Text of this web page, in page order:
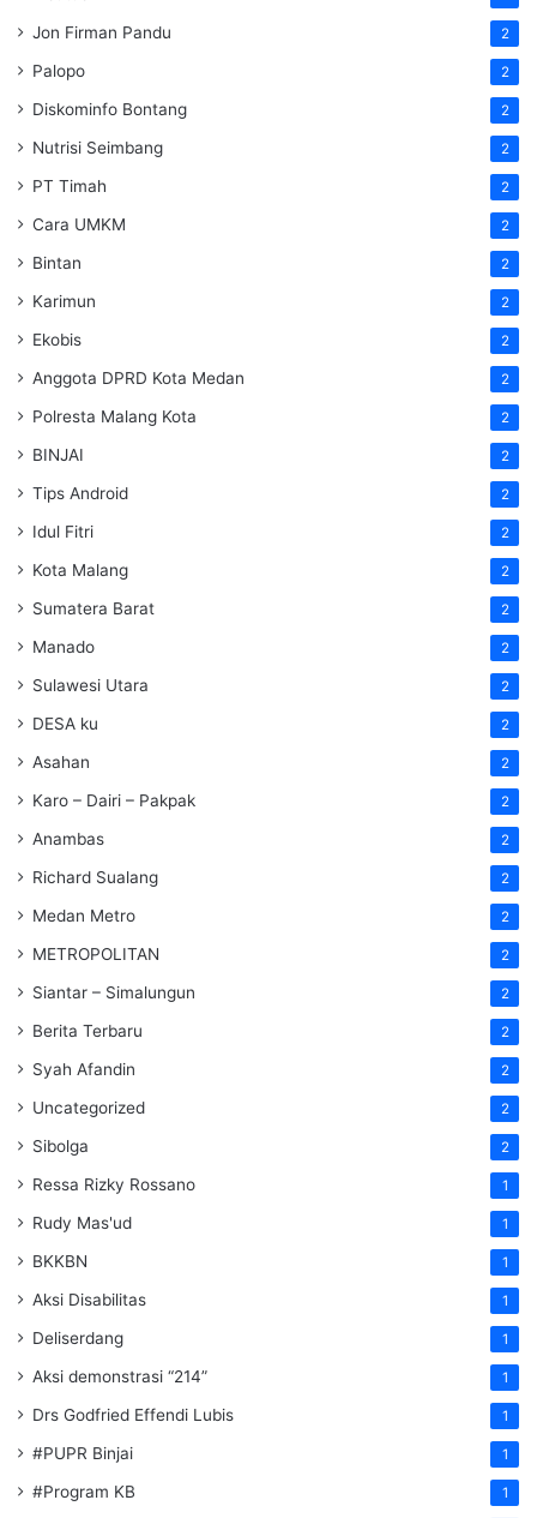
Jon Firman Pandu 2
Palopo 2
Diskominfo Bontang 2
Nutrisi Seimbang 2
PT Timah 2
Cara UMKM 2
Bintan 2
Karimun 2
Ekobis 2
Anggota DPRD Kota Medan 2
Polresta Malang Kota 2
BINJAI 2
Tips Android 2
Idul Fitri 2
Kota Malang 2
Sumatera Barat 2
Manado 2
Sulawesi Utara 2
DESA ku 2
Asahan 2
Karo – Dairi – Pakpak 2
Anambas 2
Richard Sualang 2
Medan Metro 2
METROPOLITAN 2
Siantar – Simalungun 2
Berita Terbaru 2
Syah Afandin 2
Uncategorized 2
Sibolga 2
Ressa Rizky Rossano 1
Rudy Mas'ud 1
BKKBN 1
Aksi Disabilitas 1
Deliserdang 1
Aksi demonstrasi “214” 1
Drs Godfried Effendi Lubis 1
#PUPR Binjai 1
#Program KB 1